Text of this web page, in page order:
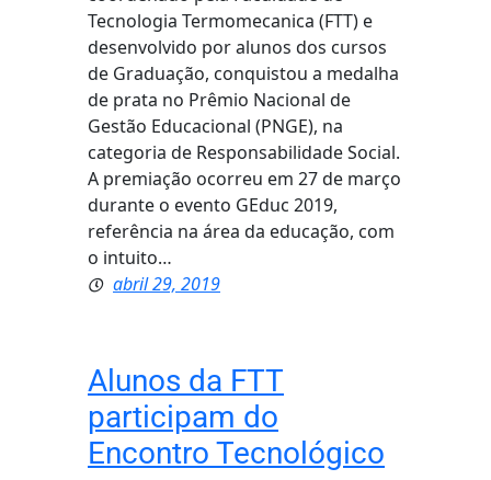
Tecnologia Termomecanica (FTT) e
desenvolvido por alunos dos cursos
de Graduação, conquistou a medalha
de prata no Prêmio Nacional de
Gestão Educacional (PNGE), na
categoria de Responsabilidade Social.
A premiação ocorreu em 27 de março
durante o evento GEduc 2019,
referência na área da educação, com
o intuito…
abril 29, 2019
Alunos da FTT
participam do
Encontro Tecnológico